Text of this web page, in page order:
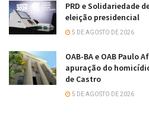
PRD e Solidariedade
eleição presidencial
5 DE AGOSTO DE 2026
OAB-BA e OAB Paulo
apuração do
de Castro
5 DE AGOSTO DE 2026